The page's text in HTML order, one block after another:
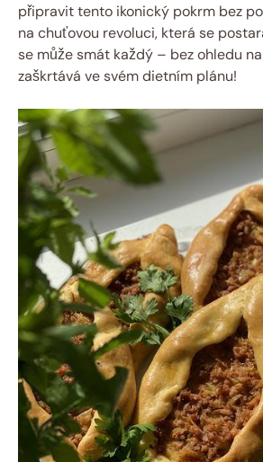
připravit tento ikonický pokrm bez⁣
na⁣ chuťovou revoluci, která se
‍se může smát ⁢každý – bez ohledu
zaškrtává ve svém dietním plánu!